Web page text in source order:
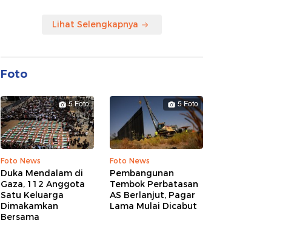
Lihat Selengkapnya
Foto
5 Foto
Foto News
Duka Mendalam di
Gaza, 112 Anggota
Satu Keluarga
Dimakamkan
Bersama
5 Foto
Foto News
Pembangunan
Tembok Perbatasan
AS Berlanjut, Pagar
Lama Mulai Dicabut